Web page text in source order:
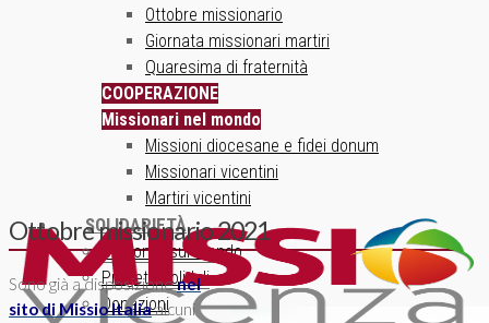
Ottobre missionario
Giornata missionari martiri
Quaresima di fraternità
COOPERAZIONE
Missionari nel mondo
Missioni diocesane e fidei donum
Missionari vicentini
Martiri vicentini
SOLIDARIETÀ
Un ponte sul mondo
Progetti solidali
Donazioni
Ottobre missionario 2021
Sono già a disposizionenel
sito di Missio Italiaalcuni